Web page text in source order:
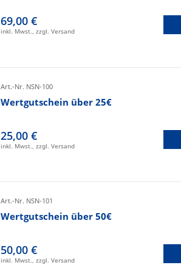
69,00 €
inkl. Mwst., zzgl. Versand
Art.-Nr. NSN-100
Wertgutschein über 25€
25,00 €
inkl. Mwst., zzgl. Versand
Art.-Nr. NSN-101
Wertgutschein über 50€
50,00 €
inkl. Mwst., zzgl. Versand